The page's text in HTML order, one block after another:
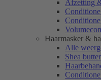
Afzetting
Haarmasker &
Alle
Shea